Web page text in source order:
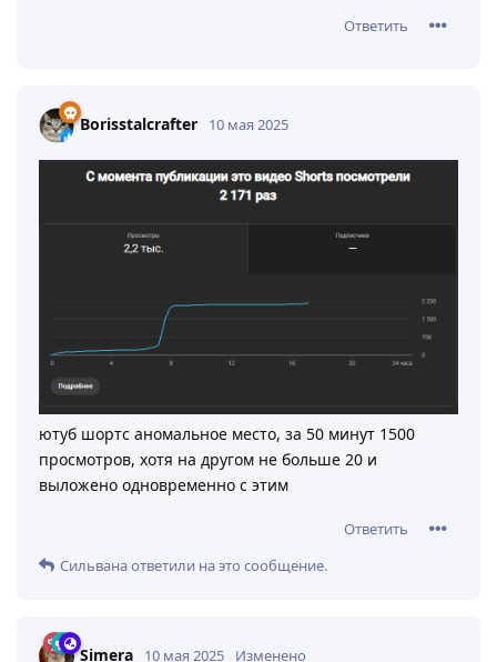
Ответить
Borisstalcrafter 10 мая 2025
ютуб шортс аномальное место, за 50 минут 1500
просмотров, хотя на другом не больше 20 и
выложено одновременно с этим
Ответить
Сильванаответили на это сообщение.
Simera 10 мая 2025 Изменено